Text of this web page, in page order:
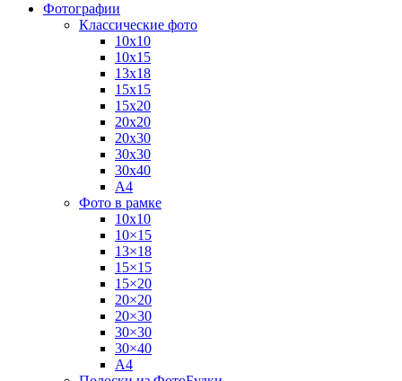
Фотографии
Классические фото
10х10
10х15
13х18
15х15
15х20
20х20
20х30
30х30
30х40
А4
Фото в рамке
10х10
10×15
13×18
15×15
15×20
20×20
20×30
30×30
30×40
A4